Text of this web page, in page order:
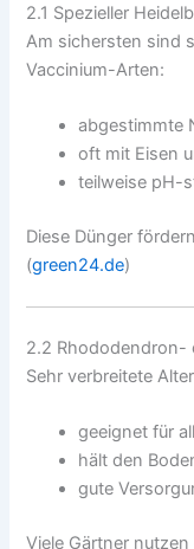
2.1 Spezieller
Am sichersten sind
Vaccinium-Arten:
abgestimmte
oft mit Eisen
teilweise pH-
Diese Dünger
(green24.de)
2.2 Rhododendron-
Sehr verbreitete
geeignet für
hält den
gute
Viele Gärtner